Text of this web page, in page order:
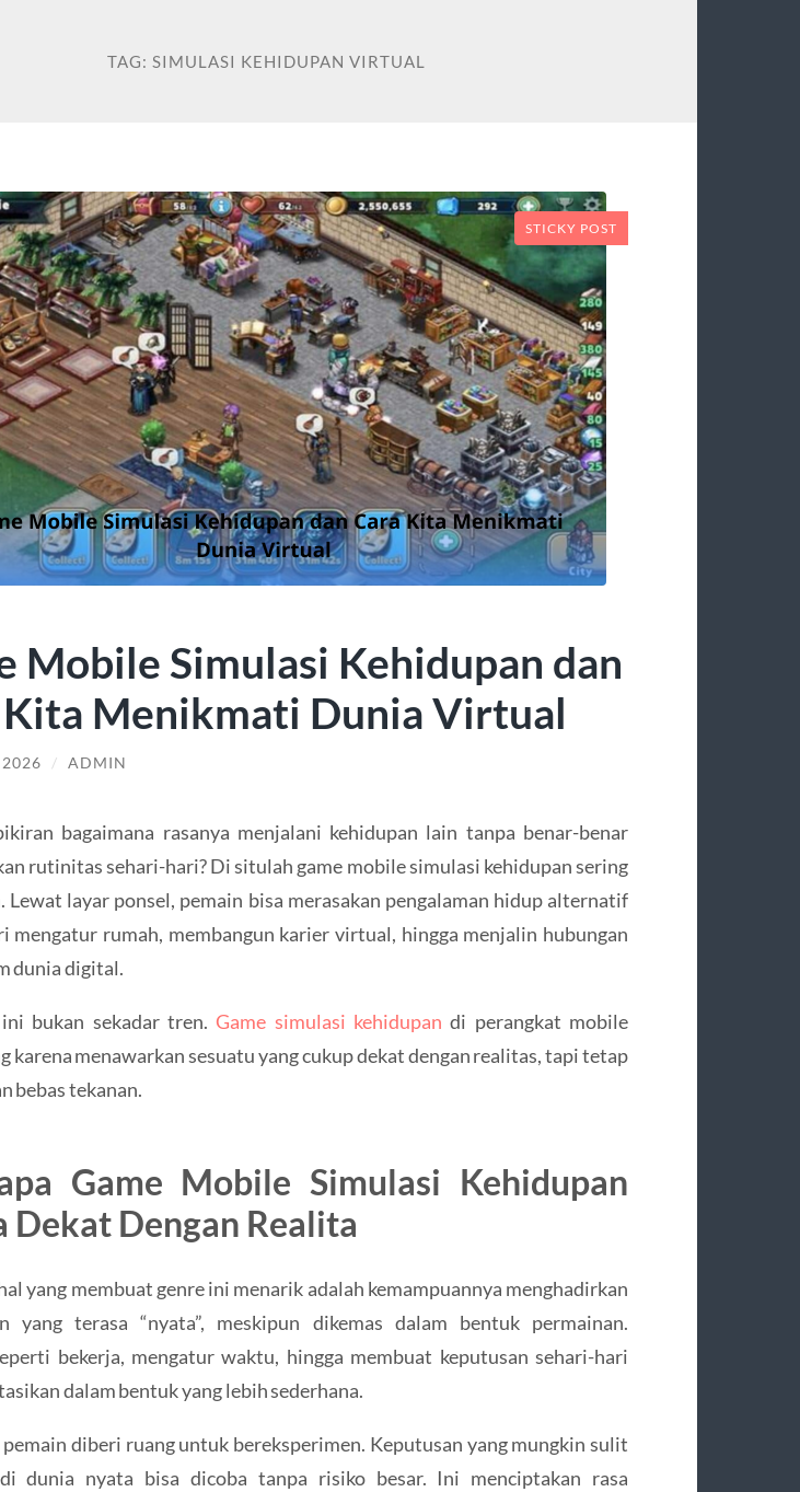
TAG:SIMULASI KEHIDUPAN VIRTUAL
STICKY POST
Mobile Simulasi Kehidupan dan
Kita Menikmati Dunia Virtual
/ ADMIN
bagaimana rasanya menjalani kehidupan lain tanpa benar-benar
rutinitas sehari-hari? Di situlah game mobile simulasi kehidupan sering
Lewat layar ponsel, pemain bisa merasakan pengalaman hidup alternatif
mengatur rumah, membangun karier virtual, hingga menjalin hubungan
dunia digital.
ini bukan sekadar tren.Game simulasi kehidupan di perangkat mobile
karena menawarkan sesuatu yang cukup dekat dengan realitas, tapi tetap
bebas tekanan.
Game Mobile Simulasi Kehidupan
Dekat Dengan Realita
yang membuat genre ini menarik adalah kemampuannya menghadirkan
yang terasa “nyata”, meskipun dikemas dalam bentuk permainan.
bekerja, mengatur waktu, hingga membuat keputusan sehari-hari
dalam bentuk yang lebih sederhana.
diberi ruang untuk bereksperimen. Keputusan yang mungkin sulit
dunia nyata bisa dicoba tanpa risiko besar. Ini menciptakan rasa